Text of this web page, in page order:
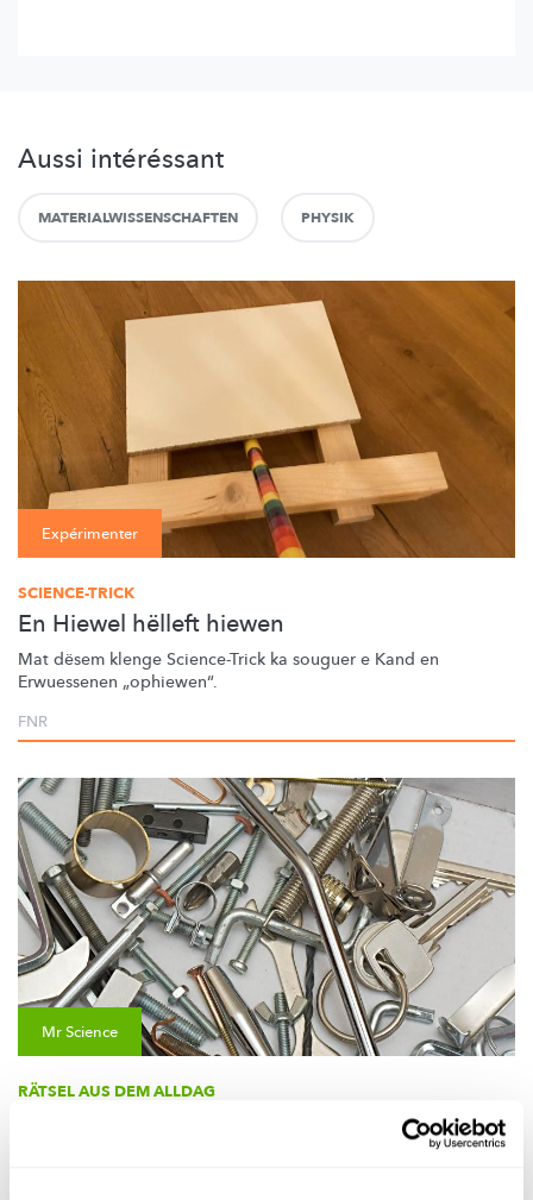
Aussi intéréssant
MATERIALWISSENSCHAFTEN PHYSIK
Expérimenter
SCIENCE-TRICK
En Hiewel hëlleft hiewen
Mat dësem klenge Science-Trick ka souguer e Kand en
Erwuessenen „ophiewen“.
FNR
Mr Science
RÄTSEL AUS DEM ALLDAG
Wou kënnt metallesche Geroch hier?
Firwat richen eigentlech eng Mënz oder aner metallesch